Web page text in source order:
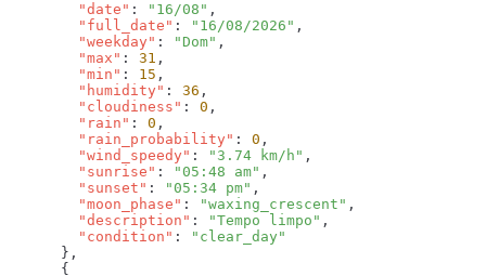
        "date"
: "16/08"
        "full_date"
: "16/08/2026"
        "weekday"
: "Dom"
        "max"
: 31
        "min"
: 15
        "humidity"
: 36
        "cloudiness"
: 0
        "rain"
: 0
        "rain_probability"
: 0
        "wind_speedy"
: "3.74 km/h"
        "sunrise"
: "05:48 am"
        "sunset"
: "05:34 pm"
        "moon_phase"
: "waxing_crescent"
        "description"
: "Tempo limpo"
        "condition"
: